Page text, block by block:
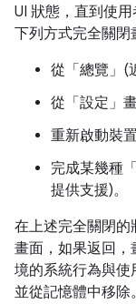
UI 狀態，直到使
下列方式完全關閉
從「總覽」(
從「設定」
重新啟動裝置
完成某幾種
提供支援)。
在上述完全關閉的
畫面，如果返回
境的系統行為與使
並從記憶體中移除